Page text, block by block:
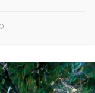
0
4
.